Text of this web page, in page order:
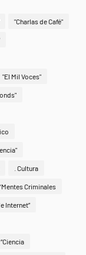
"Charlas de Café"
"El Mil Voces"
. Cultura
‘Mentes Criminales
Internet”
“Ciencia